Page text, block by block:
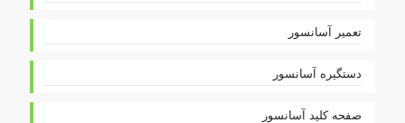
تعمیر آسانسور
دستگیره آسانسور
صفحه کلید آسانسور